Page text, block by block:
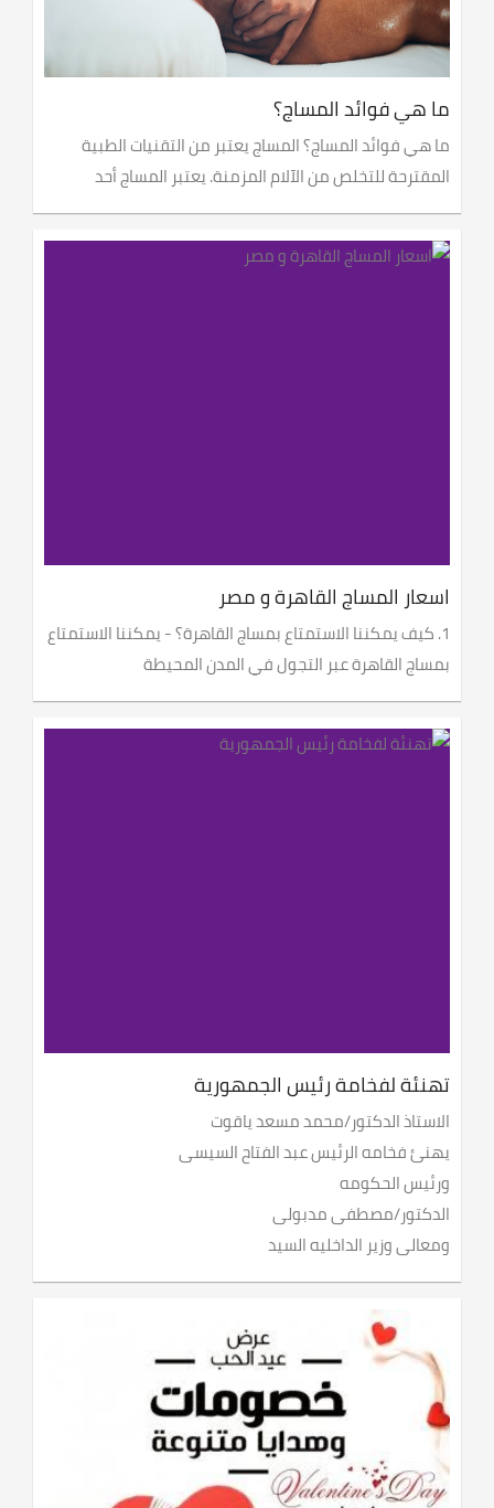
ما هي فوائد المساج؟
ما هي فوائد المساج؟ المساج يعتبر من التقنيات الطبية
المقترحة للتخلص من الآلام المزمنة. يعتبر المساج أحد
اسعار المساج القاهرة و مصر
1. كيف يمكننا الاستمتاع بمساج القاهرة؟ - يمكننا الاستمتاع
بمساج القاهرة عبر التجول في المدن المحيطة
تهنئة لفخامة رئيس الجمهورية
الاستاذ الدكتور/محمد مسعد ياقوت
يهنئ فخامه الرئيس عبد الفتاح السيسى
ورئيس الحكومه
الدكتور/مصطفى مدبولى
ومعالى وزير الداخليه السيد